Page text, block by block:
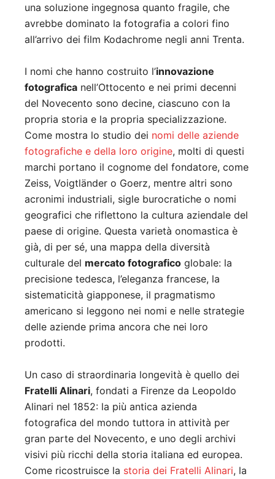
una soluzione ingegnosa quanto fragile, che
avrebbe dominato la fotografia a colori fino
all’arrivo dei film Kodachrome negli anni Trenta.
I nomi che hanno costruito l’innovazione
fotografica nell’Ottocento e nei primi decenni
del Novecento sono decine, ciascuno con la
propria storia e la propria specializzazione.
Come mostra lo studio dei nomi delle aziende
fotografiche e della loro origine, molti di questi
marchi portano il cognome del fondatore, come
Zeiss, Voigtländer o Goerz, mentre altri sono
acronimi industriali, sigle burocratiche o nomi
geografici che riflettono la cultura aziendale del
paese di origine. Questa varietà onomastica è
già, di per sé, una mappa della diversità
culturale del mercato fotografico globale: la
precisione tedesca, l’eleganza francese, la
sistematicità giapponese, il pragmatismo
americano si leggono nei nomi e nelle strategie
delle aziende prima ancora che nei loro
prodotti.
Un caso di straordinaria longevità è quello dei
Fratelli Alinari, fondati a Firenze da Leopoldo
Alinari nel 1852: la più antica azienda
fotografica del mondo tuttora in attività per
gran parte del Novecento, e uno degli archivi
visivi più ricchi della storia italiana ed europea.
Come ricostruisce la storia dei Fratelli Alinari, la